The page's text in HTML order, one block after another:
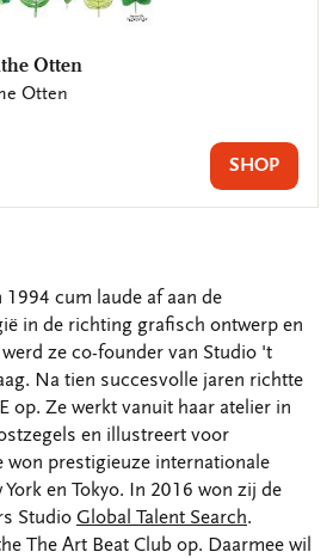
Otten
Otten
SHOP
cum laude af aan de
in de richting grafisch ontwerp en
ze co-founder van Studio 't
Na tien succesvolle jaren richtte
op. Ze werkt vanuit haar atelier in
en illustreert voor
prestigieuze internationale
en Tokyo. In 2016 won zij de
Studio Global Talent Search.
The Art Beat Club op. Daarmee wil